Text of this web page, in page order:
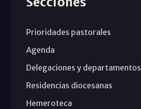
Prioridades pastorales
Agenda
Delegaciones y departamentos
Residencias diocesanas
Hemeroteca